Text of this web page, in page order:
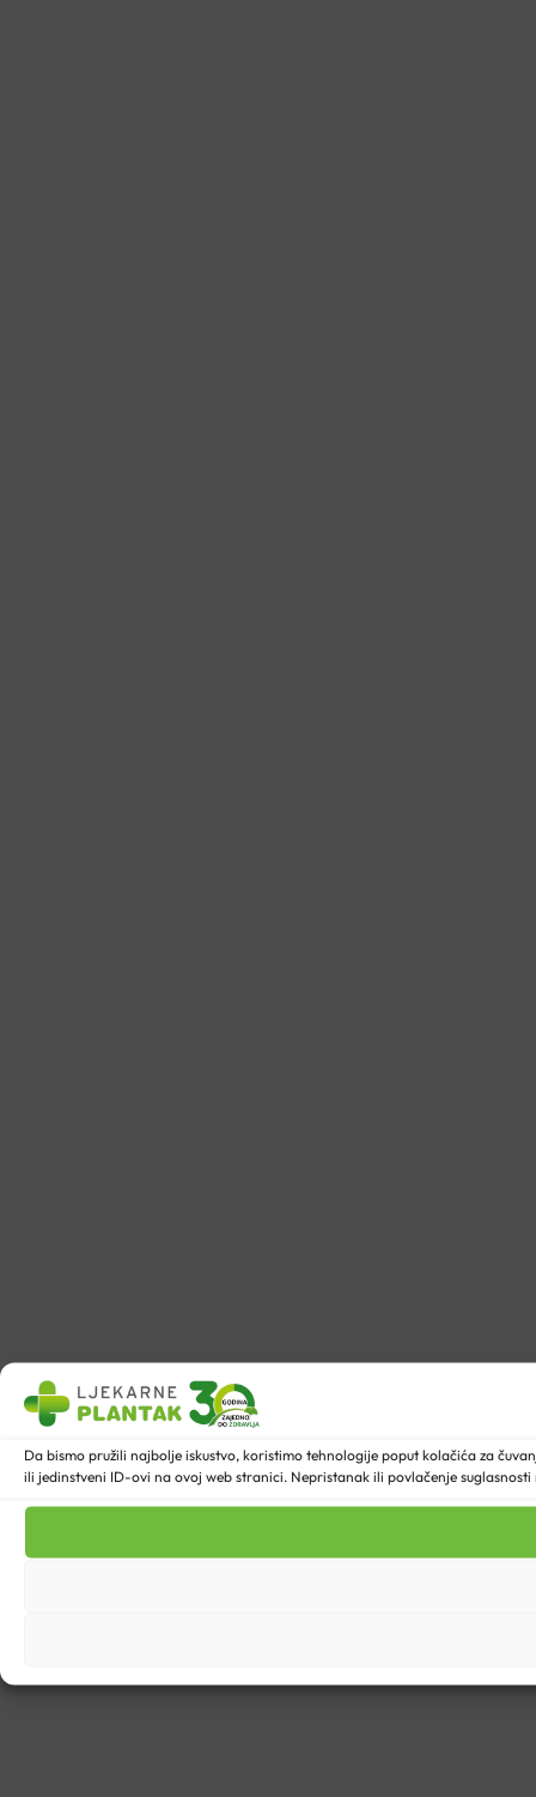
Da bismo pružili najbolje iskustvo, koristimo tehnologije poput kolačića za
ili jedinstveni ID-ovi na ovoj web stranici. Nepristanak ili povlačenje